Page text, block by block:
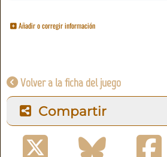
Añadir o corregir información
Volver a la ficha del juego
Compartir